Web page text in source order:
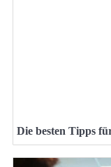
Die besten Tipps